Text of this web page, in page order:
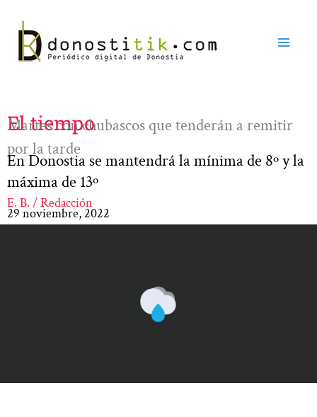
contenido
El tiempo
Martes con chubascos que tenderán a remitir
por la tarde
En Donostia se mantendrá la mínima de 8º y la
máxima de 13º
E. B. / Redacción
29 noviembre, 2022